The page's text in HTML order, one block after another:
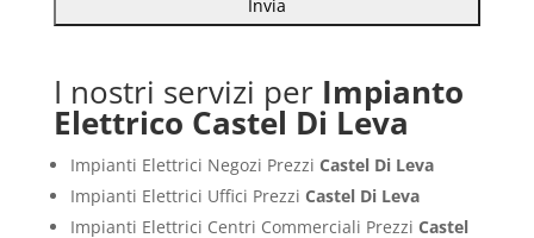
I nostri servizi per Impianto
Elettrico Castel Di Leva
Impianti Elettrici Negozi Prezzi Castel Di Leva
Impianti Elettrici Uffici Prezzi Castel Di Leva
Impianti Elettrici Centri Commerciali Prezzi Castel